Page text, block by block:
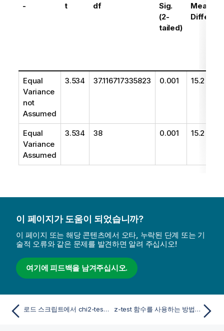
- t df
Sig.
(2-
tailed)
Mean
Equal
Variance
not
Assumed
3.534 37.116717335823 0.001 15.2
Equal
Variance
Assumed
3.534 38 0.001 15.2
이 페이지가 도움이 되었습니까?
이 페이지 또는 해당 콘텐츠에서 오타, 누락된 단계 또는 기
술적 오류와 같은 문제를 발견하면 알려 주십시오!
여기에 피드백을 남겨주십시오.
로드 스크립트에서 chi2-test 함수를 사용하는 방법 예 z-test 함수를 사용하는 방법의 예